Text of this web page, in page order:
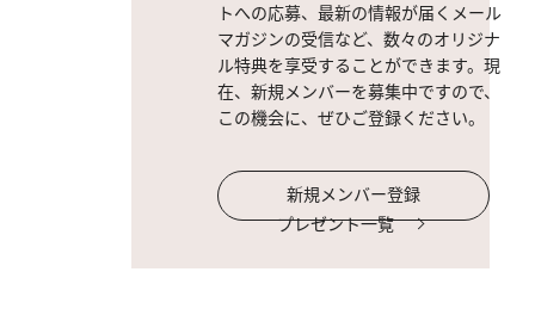
トへの応募、最新の情報が届くメール
マガジンの受信など、数々のオリジナ
ル特典を享受することができます。現
在、新規メンバーを募集中ですので、
この機会に、ぜひご登録ください。
新規メンバー登録
プレゼント一覧